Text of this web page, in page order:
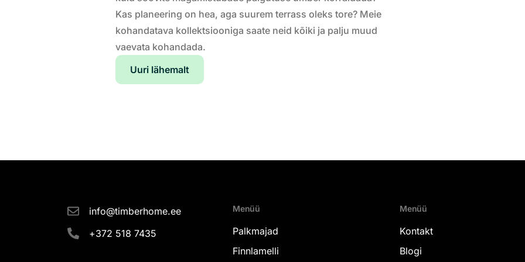
Kas planeering on hea, aga suurem terrass oleks tore? Meie
kohandatava kollektsiooniga saate neid kõiki ja palju muud
vaevata kohandada.
Uuri lähemalt
info@timberhome.ee
+372 518 7435
Menüü
Palkmajad
Finnlamelli
Menüü
Kontakt
Blogi